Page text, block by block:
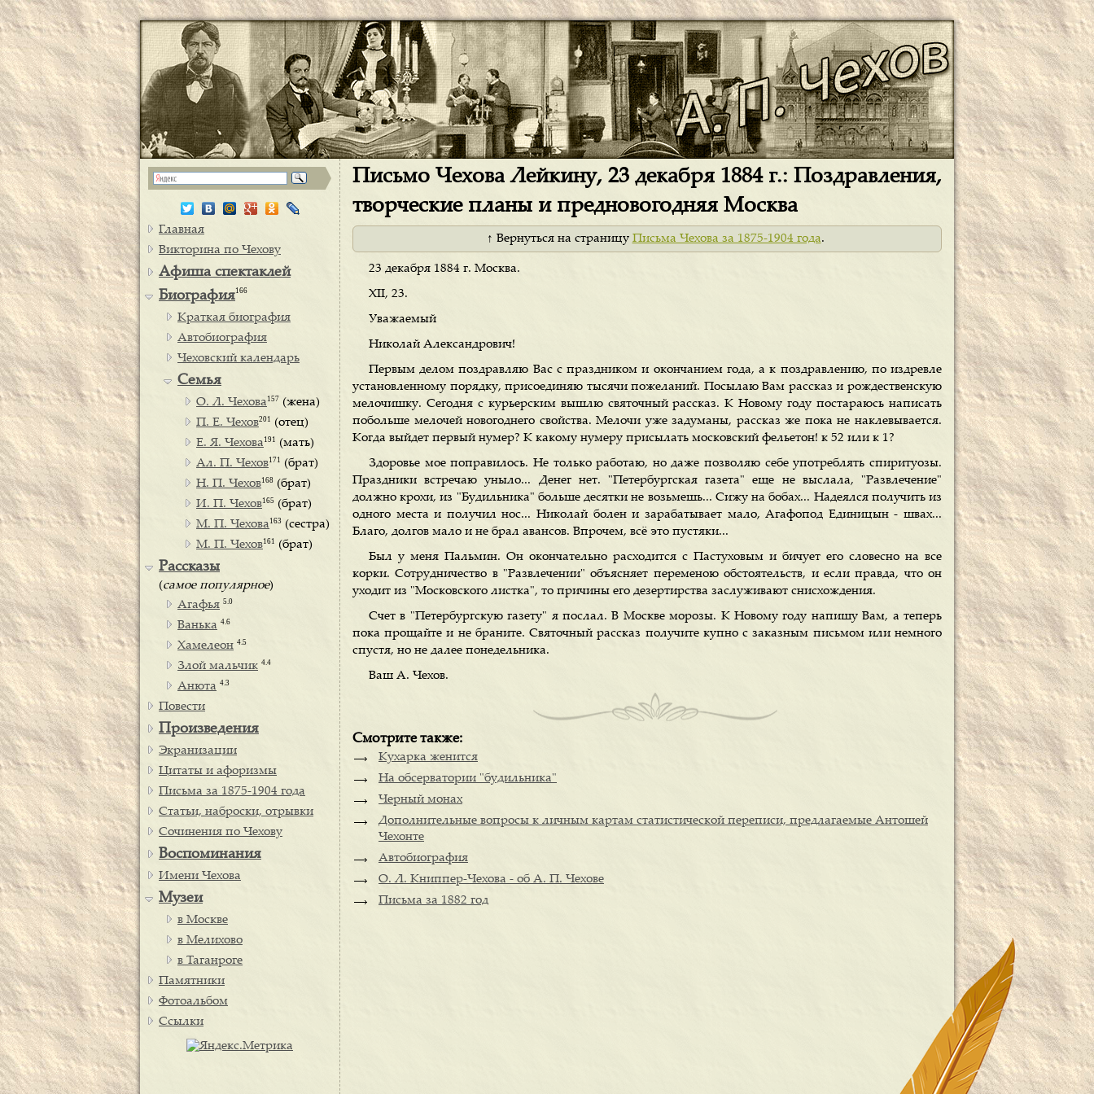
Письмо Чехова Лейкину, 23 декабря 1884 г.: Поздравления,
творческие планы и предновогодняя Москва
↑ Вернуться на страницу Письма Чехова за 1875-1904 года.
23 декабря 1884 г. Москва.
XII, 23.
Уважаемый
Николай Александрович!
Первым делом поздравляю Вас с праздником и окончанием года, а к поздравлению, по издревле
установленному порядку, присоединяю тысячи пожеланий. Посылаю Вам рассказ и рождественскую
мелочишку. Сегодня с курьерским вышлю святочный рассказ. К Новому году постараюсь написать
побольше мелочей новогоднего свойства. Мелочи уже задуманы, рассказ же пока не наклевывается.
Когда выйдет первый нумер? К какому нумеру присылать московский фельетон! к 52 или к 1?
Здоровье мое поправилось. Не только работаю, но даже позволяю себе употреблять спиритуозы.
Праздники встречаю уныло... Денег нет. "Петербургская газета" еще не выслала, "Развлечение"
должно крохи, из "Будильника" больше десятки не возьмешь... Сижу на бобах... Надеялся получить из
одного места и получил нос... Николай болен и зарабатывает мало, Агафопод Единицын - швах...
Благо, долгов мало и не брал авансов. Впрочем, всё это пустяки...
Был у меня Пальмин. Он окончательно расходится с Пастуховым и бичует его словесно на все
корки. Сотрудничество в "Развлечении" объясняет переменою обстоятельств, и если правда, что он
уходит из "Московского листка", то причины его дезертирства заслуживают снисхождения.
Счет в "Петербургскую газету" я послал. В Москве морозы. К Новому году напишу Вам, а теперь
пока прощайте и не браните. Святочный рассказ получите купно с заказным письмом или немного
спустя, но не далее понедельника.
Ваш А. Чехов.
Смотрите также:
Кухарка женится
На обсерватории "будильника"
Черный монах
Дополнительные вопросы к личным картам статистической переписи, предлагаемые Антошей
Чехонте
Автобиография
О. Л. Книппер-Чехова - об А. П. Чехове
Письма за 1882 год
Главная
Викторина по Чехову
Афиша спектаклей
Биография166
Краткая биография
Автобиография
Чеховский календарь
Семья
О. Л. Чехова 157 (жена)
П. Е. Чехов201 (отец)
Е. Я. Чехова 191 (мать)
Ал. П. Чехов171 (брат)
Н. П. Чехов168 (брат)
И. П. Чехов165 (брат)
М. П. Чехова 163 (сестра)
М. П. Чехов161 (брат)
Рассказы
(самое популярное)
Агафья 5.0
Ванька 4.6
Хамелеон 4.5
Злой мальчик 4.4
Анюта 4.3
Повести
Произведения
Экранизации
Цитаты и афоризмы
Письма за 1875-1904 года
Статьи, наброски, отрывки
Сочинения по Чехову
Воспоминания
Имени Чехова
Музеи
в Москве
в Мелихово
в Таганроге
Памятники
Фотоальбом
Ссылки